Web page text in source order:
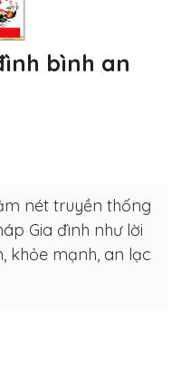
bình an
nét truyền thống
Gia đình như lời
khỏe mạnh, an lạc